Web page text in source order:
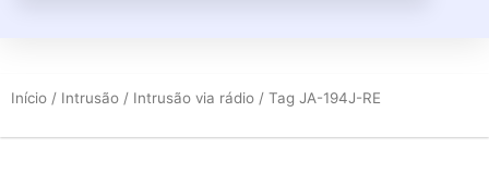
Início / Intrusão / Intrusão via rádio / Tag JA-194J-RE